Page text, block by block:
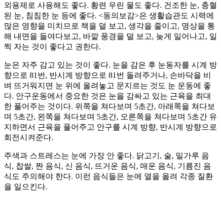
외용제로 사용해도 좋다. 황련 우린 물도 좋다. 건조한 눈, 충혈
된 눈, 침침한 눈 등에 좋다. <동의보감>은 생활습관도 시력에
많은 영향을 미치므로 책을 덜 보고, 생각을 줄이고, 명상을 통
해 내면을 들여다보고, 바깥 풍경을 덜 보고, 늦게 일어나고, 일
찍 자는 것이 좋다고 권한다.
눈은 자주 감고 있는 것이 좋다. 눈을 감은 후 눈동자를 시계 방
향으로 81번, 반시계 방향으로 81번 돌려주거나, 손바닥을 비
벼 뜨거워지면 눈 위에 올려놓고 문지르는 것도 눈 운동에 좋
다. 안구운동에서 중요한 것은 눈을 감싸고 있는 근육을 최대
한 풀어주는 것이다. 위쪽을 쳐다보며 5초간, 아래쪽을 쳐다보
며 5초간, 왼쪽을 쳐다보며 5초간, 오른쪽을 쳐다보며 5초간 유
지하면서 근육을 풀어주고 안구를 시계 방향, 반시계 방향으로
회전시켜준다.
주색과 스트레스는 눈에 가장 안 좋다. 닭고기, 술, 밀가루 음
식, 찹쌀, 짠 음식, 신 음식, 뜨거운 음식, 매운 음식, 기름진 음
식도 주의해야 한다. 이런 음식들은 눈에 열을 올려 각종 질환
을 일으킨다.